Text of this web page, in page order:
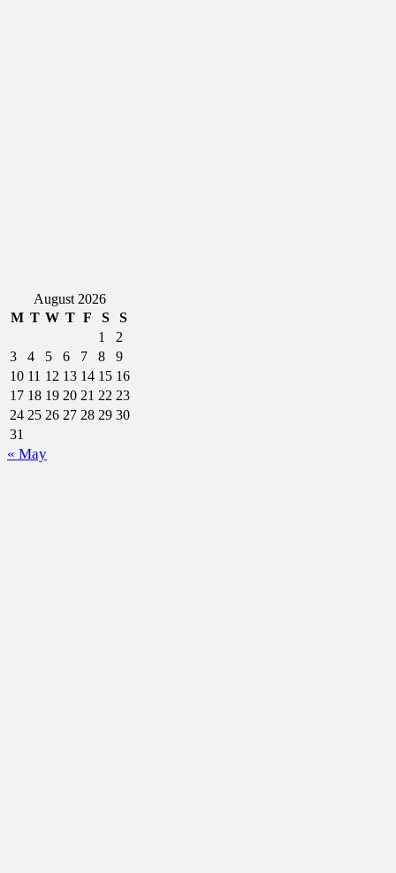
August 2026
M T W T F S
S
1
2
3
4 5 6 7 8
9
10 11 12 13 14 15 16
17 18 19 20 21 22 23
24 25 26 27 28 29 30
31
« May